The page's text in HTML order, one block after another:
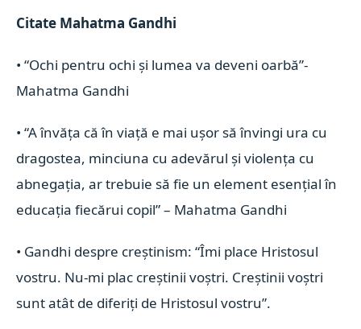
Citate Mahatma Gandhi
• “Ochi pentru ochi şi lumea va deveni oarbă”-
Mahatma Gandhi
• “A învăţa că în viaţă e mai uşor să învingi ura cu
dragostea, minciuna cu adevărul şi violenţa cu
abnegaţia, ar trebuie să fie un element esenţial în
educaţia fiecărui copil” – Mahatma Gandhi
• Gandhi despre creştinism: “Îmi place Hristosul
vostru. Nu-mi plac creştinii voştri. Creştinii voştri
sunt atât de diferiţi de Hristosul vostru”.